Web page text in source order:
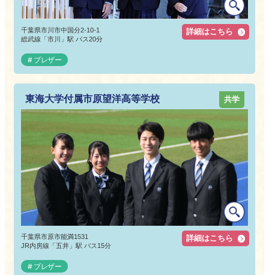
千葉県市川市中国分2-10-1
総武線「市川」駅 バス20分
ブレザー
詳細はこちら
東海大学付属市原望洋高等学校
千葉県市原市能満1531
JR内房線「五井」駅 バス15分
ブレザー
共学
詳細はこちら